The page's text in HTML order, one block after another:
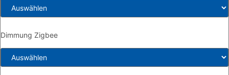
Dimmung Zigbee